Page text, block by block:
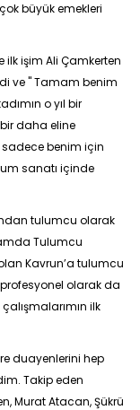
büyük emekleri
ilk işim Ali Çamkerten
ve "Tamam benim
o yıl bir
daha eline
sadece benim için
sanatı içinde
tulumcu olarak
Tulumcu
Kavrun’a tulumcu
olarak da
ilk
duayenlerini hep
Takip eden
Murat Atacan, Şükrü